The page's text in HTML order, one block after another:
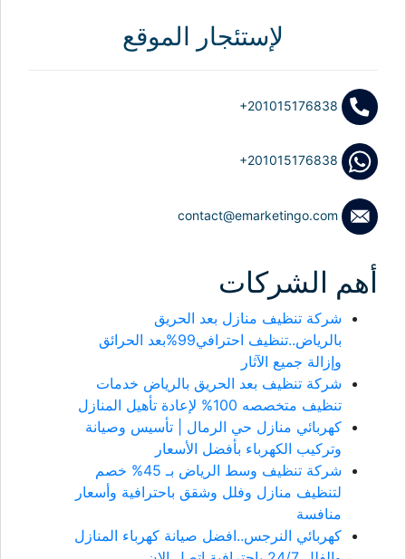
لإستئجار الموقع
+201015176838
+201015176838
contact@emarketingo.com
أهم الشركات
شركة تنظيف منازل بعد الحريق
بالرياض..تنظيف احترافي99%بعد الحرائق
وإزالة جميع الآثار
شركة تنظيف بعد الحريق بالرياض خدمات
تنظيف متخصصه 100% لإعادة تأهيل المنازل
كهربائي منازل حي الرمال | تأسيس وصيانة
وتركيب الكهرباء بأفضل الأسعار
شركة تنظيف وسط الرياض بـ 45% خصم
لتنظيف منازل وفلل وشقق باحترافية وأسعار
منافسة
كهربائي النرجس..افضل صيانة كهرباء المنازل